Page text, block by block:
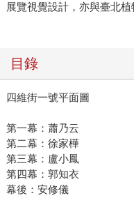
展覽視覺設計，亦與臺北植
目錄
四維街一號平面圖
第一幕：蕭乃云
第二幕：徐家樺
第三幕：盧小鳳
第四幕：郭知衣
幕後：安修儀